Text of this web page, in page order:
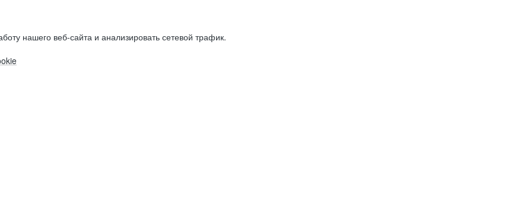
нашего веб-сайта и анализировать сетевой трафик.